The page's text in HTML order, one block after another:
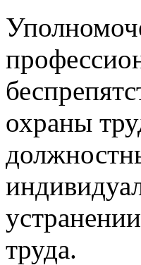
охраны
труда.